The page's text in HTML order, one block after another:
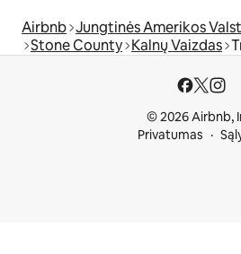
Airbnb Jungtinės Amerikos
Stone County Kalnų Vaizdas
© 2026 Airbnb,
Privatumas